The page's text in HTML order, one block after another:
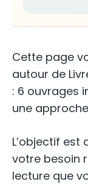
Cette page
autour de
: 6 ouvrages
une
L’objectif est
votre besoin
lecture que